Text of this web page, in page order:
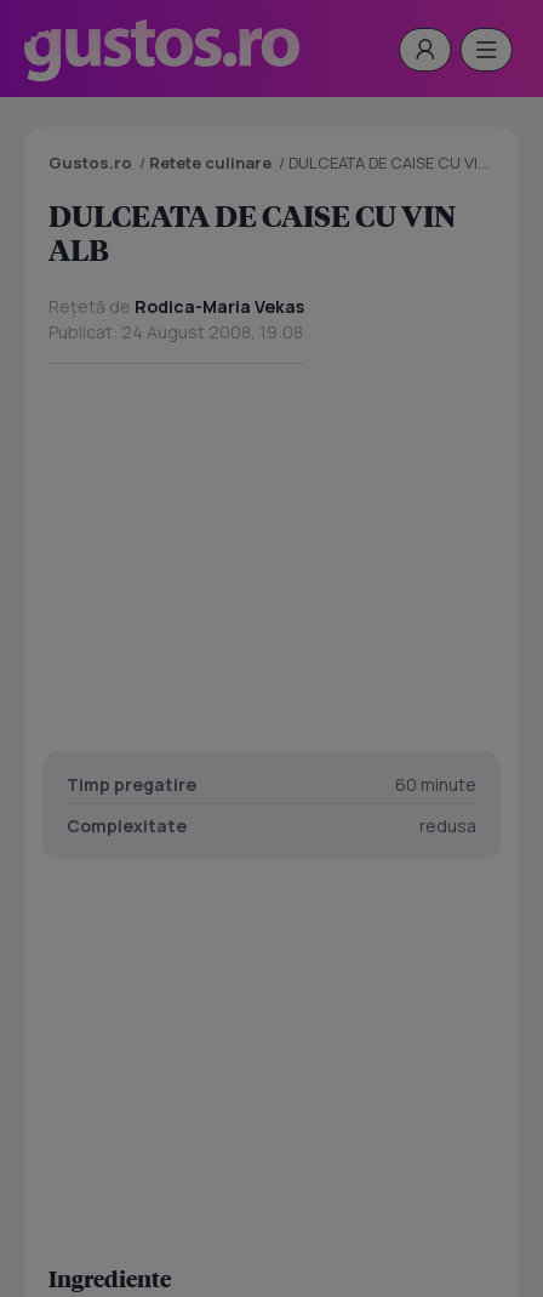
Gustos.ro / Retete culinare / DULCEATA DE CAISE CU VIN ALB
DULCEATA DE CAISE CU VIN
ALB
Rețetă de Rodica-Maria Vekas
Publicat: 24 August 2008, 19:08
Timp pregatire
60 minute
Complexitate
redusa
Ingrediente